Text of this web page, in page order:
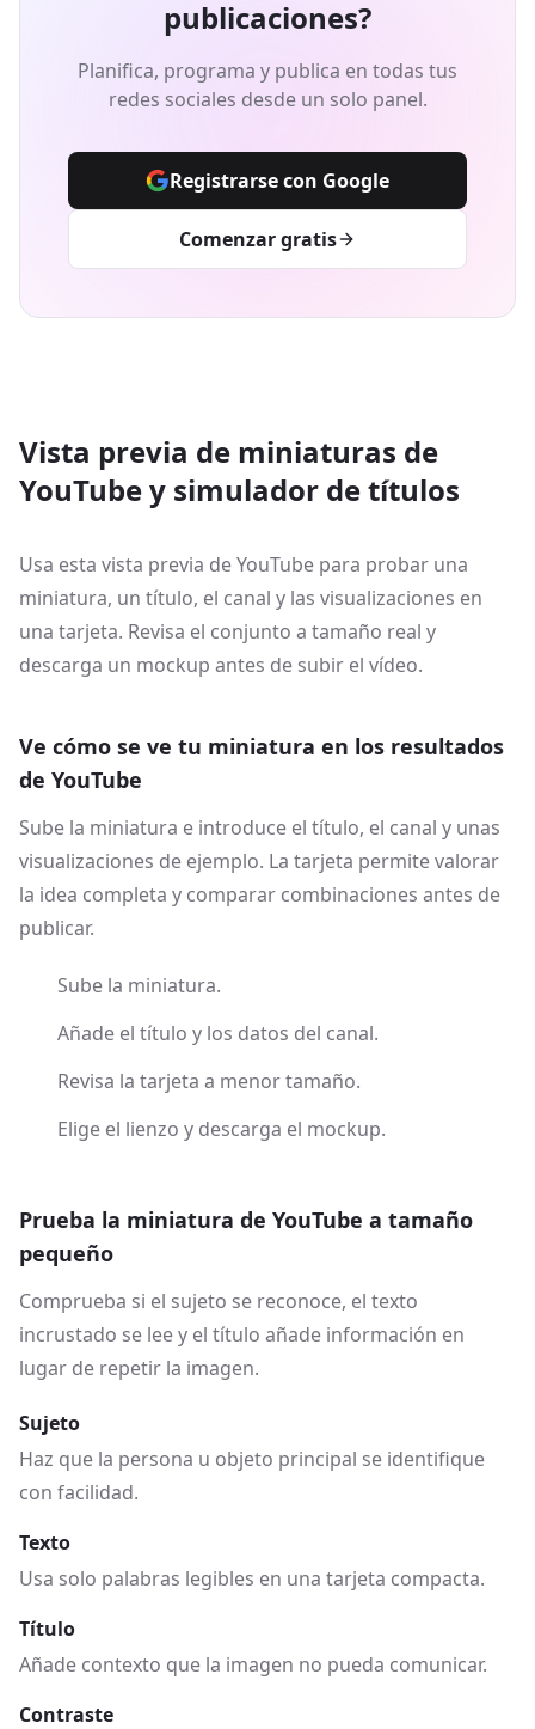
publicaciones?
Planifica, programa y publica en todas tus
redes sociales desde un solo panel.
Registrarse con Google
Comenzar gratis
Vista previa de miniaturas de
YouTube y simulador de títulos
Usa esta vista previa de YouTube para probar una
miniatura, un título, el canal y las visualizaciones en
una tarjeta. Revisa el conjunto a tamaño real y
descarga un mockup antes de subir el vídeo.
Ve cómo se ve tu miniatura en los resultados
de YouTube
Sube la miniatura e introduce el título, el canal y unas
visualizaciones de ejemplo. La tarjeta permite valorar
la idea completa y comparar combinaciones antes de
publicar.
Sube la miniatura.
Añade el título y los datos del canal.
Revisa la tarjeta a menor tamaño.
Elige el lienzo y descarga el mockup.
Prueba la miniatura de YouTube a tamaño
pequeño
Comprueba si el sujeto se reconoce, el texto
incrustado se lee y el título añade información en
lugar de repetir la imagen.
Sujeto
Haz que la persona u objeto principal se identifique
con facilidad.
Texto
Usa solo palabras legibles en una tarjeta compacta.
Título
Añade contexto que la imagen no pueda comunicar.
Contraste